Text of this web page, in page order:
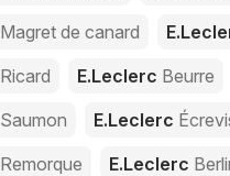
Magret de canard
Ricard E.Leclerc Beurre
Saumon E.Leclerc
Remorque E.Leclerc